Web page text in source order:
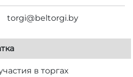
torgi@beltorgi.by
в торгах